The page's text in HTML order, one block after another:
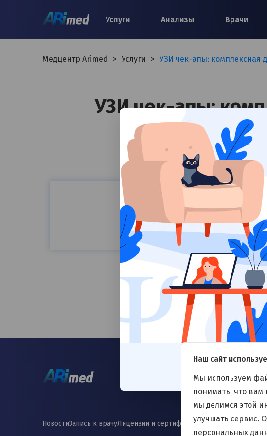
Услуги Анализы Врачи
Медцентр Arimed > Услуги > УЗИ чек-апы: комплексная
УЗИ чек-апы:
Остались
Ваш
Я
НовостиЗапись к врачуЛицензии и сертификатыСогласие на
Наш сайт
Мы используем
понимать, что вам
мы делимся этой
улучшать сервис.
персональных